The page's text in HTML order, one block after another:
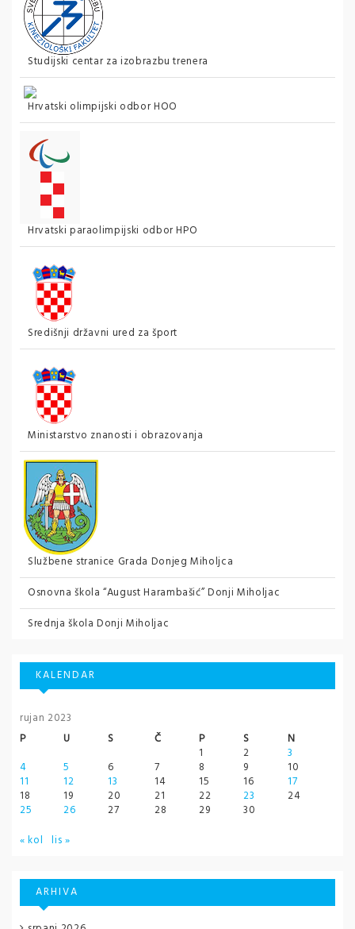
Studijski centar za izobrazbu trenera
Hrvatski olimpijski odbor HOO
Hrvatski paraolimpijski odbor HPO
Središnji državni ured za šport
Ministarstvo znanosti i obrazovanja
Službene stranice Grada Donjeg Miholjca
Osnovna škola “August Harambašić” Donji Miholjac
Srednja škola Donji Miholjac
KALENDAR
rujan 2023
P
U S Č P S
N
1
2
3
4
5 6 7 8 9
10
11
12 13 14 15 16
17
18
19 20 21 22 23
24
25
26 27 28 29
30
« kol lis »
ARHIVA